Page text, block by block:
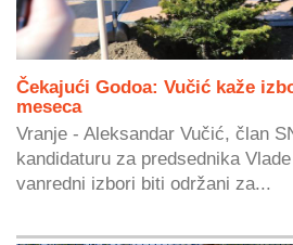
Čekajući Godoa: Vučić kaže
meseca
Vranje - Aleksandar Vučić, član
kandidaturu za predsednika
vanredni izbori biti održani za...